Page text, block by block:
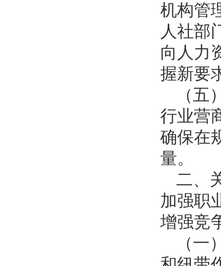
机构管
人社部
向人力
握新要
（
行业营
确保在
量。
二、
加强职
增强竞
（